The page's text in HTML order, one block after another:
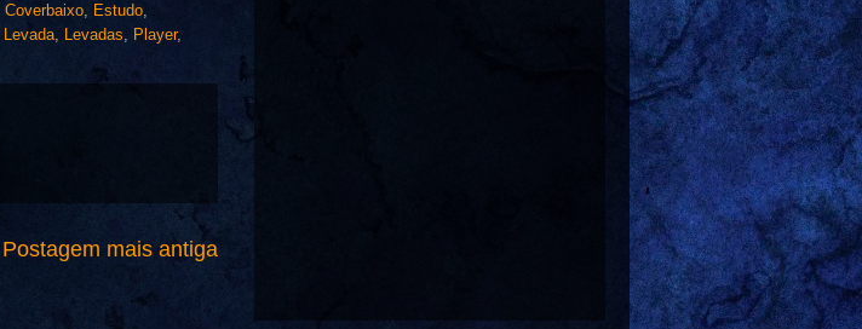
Coverbaixo, Estudo,
Levada, Levadas, Player,
Postagem mais antiga